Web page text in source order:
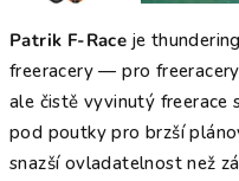
Patrik F-Race je
freeracery — pro
ale čistě vyvinutý freerace
pod poutky pro brzší
snazší ovladatelnost než